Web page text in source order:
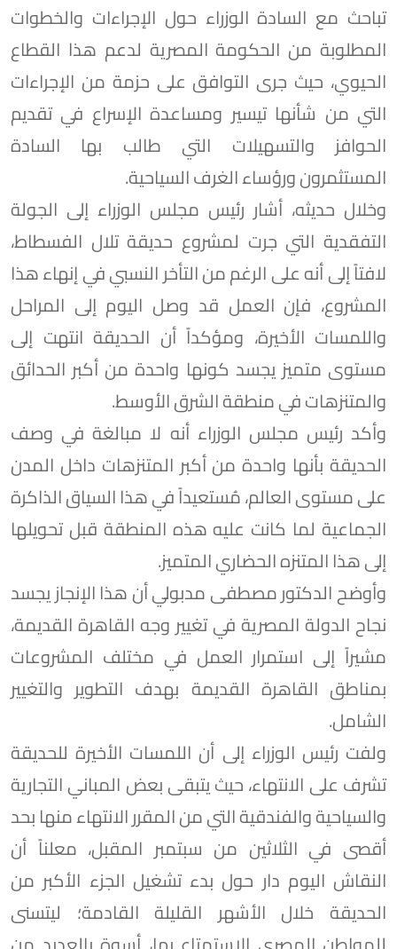
تباحث مع السادة الوزراء حول الإجراءات والخطوات
المطلوبة من الحكومة المصرية لدعم هذا القطاع
الحيوي، حيث جرى التوافق على حزمة من الإجراءات
التي من شأنها تيسير ومساعدة الإسراع في تقديم
الحوافز والتسهيلات التي طالب بها السادة
المستثمرون ورؤساء الغرف السياحية.
وخلال حديثه، أشار رئيس مجلس الوزراء إلى الجولة
التفقدية التي جرت لمشروع حديقة تلال الفسطاط،
لافتاً إلى أنه على الرغم من التأخر النسبي في إنهاء هذا
المشروع، فإن العمل قد وصل اليوم إلى المراحل
واللمسات الأخيرة، ومؤكداً أن الحديقة انتهت إلى
مستوى متميز يجسد كونها واحدة من أكبر الحدائق
والمتنزهات في منطقة الشرق الأوسط.
وأكد رئيس مجلس الوزراء أنه لا مبالغة في وصف
الحديقة بأنها واحدة من أكبر المتنزهات داخل المدن
على مستوى العالم، مُستعيداً في هذا السياق الذاكرة
الجماعية لما كانت عليه هذه المنطقة قبل تحويلها
إلى هذا المتنزه الحضاري المتميز.
وأوضح الدكتور مصطفى مدبولي أن هذا الإنجاز يجسد
نجاح الدولة المصرية في تغيير وجه القاهرة القديمة،
مشيراً إلى استمرار العمل في مختلف المشروعات
بمناطق القاهرة القديمة بهدف التطوير والتغيير
الشامل.
ولفت رئيس الوزراء إلى أن اللمسات الأخيرة للحديقة
تشرف على الانتهاء، حيث يتبقى بعض المباني التجارية
والسياحية والفندقية التي من المقرر الانتهاء منها بحد
أقصى في الثلاثين من سبتمبر المقبل، معلناً أن
النقاش اليوم دار حول بدء تشغيل الجزء الأكبر من
الحديقة خلال الأشهر القليلة القادمة؛ ليتسنى